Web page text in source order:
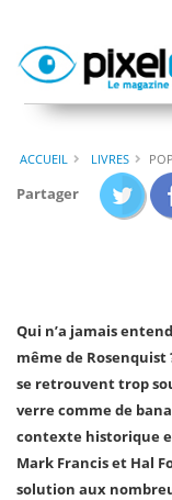
ACCUEIL LIVRES POP
Partager
Qui n’a jamais
même de
se retrouvent trop
verre comme de
contexte historique
Mark Francis et Hal
solution aux